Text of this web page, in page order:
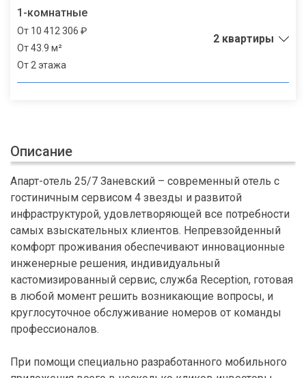
1-комнатные
От 10 412 306 ₽
От 43.9 м²
От 2 этажа
2 квартиры
Описание
Апарт-отель 25/7 Заневский – современный отель с
гостиничным сервисом 4 звезды и развитой
инфраструктурой, удовлетворяющей все потребности
самых взыскательных клиентов. Непревзойденный
комфорт проживания обеспечивают инновационные
инженерные решения, индивидуальный
кастомизированный сервис, служба Reception, готовая
в любой момент решить возникающие вопросы, и
круглосуточное обслуживание номеров от команды
профессионалов.
При помощи специально разработанного мобильного